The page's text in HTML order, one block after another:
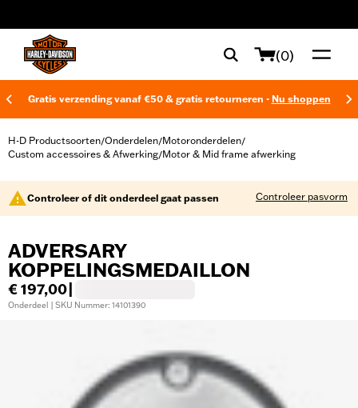
(0)
Gratis verzending vanaf €50 & gratis retourneren - Nu shoppen
H-D Productsoorten/Onderdelen/Motoronderdelen/
Custom accessoires & Afwerking/Motor & Mid frame afwerking
Controleer of dit onderdeel gaat passen Controleer pasvorm
ADVERSARY
KOPPELINGSMEDAILLON
€ 197,00
Onderdeel | SKU Nummer: 14101390